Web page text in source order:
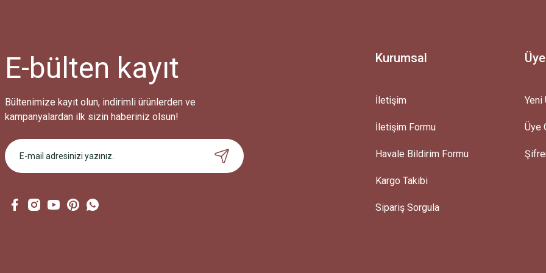
Bu ürüne benzer farklı alternatifler olmalı.
Gönder
E-bülten kayıt
Bültenimize kayıt olun, indirimli ürünlerden ve
kampanyalardan ilk sizin haberiniz olsun!
Kurumsal
İletişim
İletişim Formu
Havale Bildirim Formu
Kargo Takibi
Sipariş Sorgula
Yeni
Üye